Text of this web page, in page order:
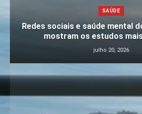
SAÚDE
Redes sociais e saúde mental
mostram os estudos
julho 20, 2026